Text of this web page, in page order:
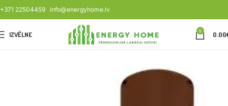
+371 22504459 info@energyhome.lv
IZVĒLNE 0 0.00